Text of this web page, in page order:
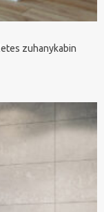
zuhanykabin